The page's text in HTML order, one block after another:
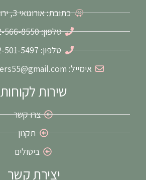
o
-
r
m
כתובת: אורוגואי 3, ירושלים
טלפון: 02-566-8550
טלפון: 02-501-5497
אימייל: fiona.flowers55@gmail.com
שירות לקוחות
צרו קשר
תקנון
ביטולים
יצירת קשר